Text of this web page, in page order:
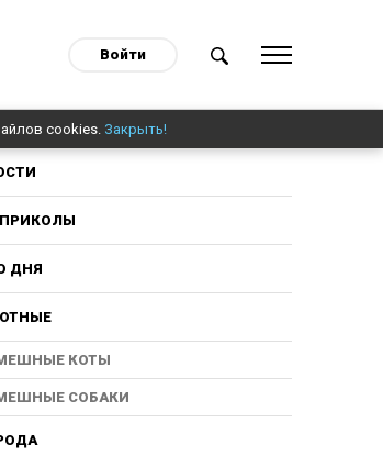
Войти
cookies. Закрыть!
ДНЯ
КОТЫ
СОБАКИ